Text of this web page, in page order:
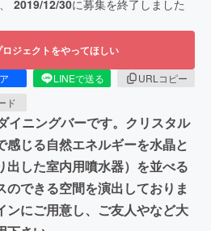
2019/12/30に募集を終了しました
ロジェクトをやってほしい
LINEで送る
URLコピー
ド
イニングバーです。クリスタル
感じる自然エネルギーを水晶と
出した室内用噴水器）を並べる
のできる空間を演出しておりま
ンにご用意し、ご友人やなど大